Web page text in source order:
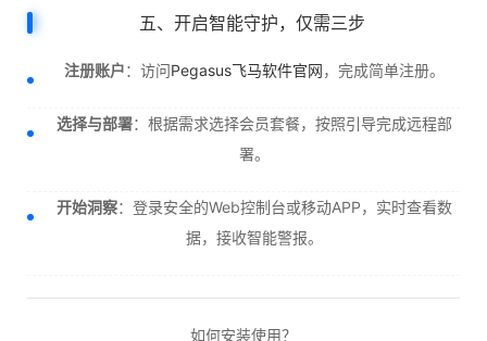
五、开启智能守护，仅需三步
注册账户：访问Pegasus飞马软件官网，完成简单注册。
选择与部署：根据需求选择会员套餐，按照引导完成远程部
署。
开始洞察：登录安全的Web控制台或移动APP，实时查看数
据，接收智能警报。
如何安装使用？